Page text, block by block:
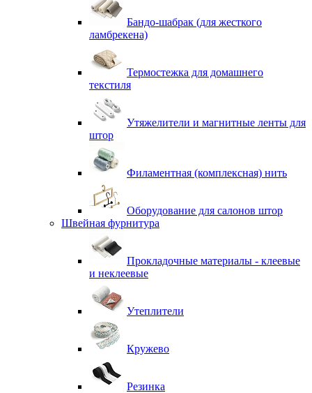
Бандо-шабрак (для жесткого
ламбрекена)
Термостежка для домашнего
текстиля
Утяжелители и магнитные ленты для
штор
Филаментная (комплексная) нить
Оборудование для салонов штор
Швейная фурнитура
Прокладочные материалы - клеевые
и неклеевые
Утеплители
Кружево
Резинка